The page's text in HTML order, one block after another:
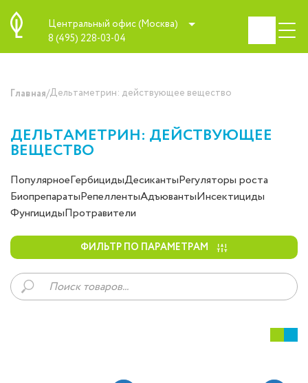
Центральный офис (Москва)
8 (495) 228-03-04
Главная/Дельтаметрин: действующее вещество
ДЕЛЬТАМЕТРИН: ДЕЙСТВУЮЩЕЕ
ВЕЩЕСТВО
ПопулярноеГербицидыДесикантыРегуляторы роста
БиопрепаратыРепеллентыАдъювантыИнсектициды
ФунгицидыПротравители
ФИЛЬТР ПО ПАРАМЕТРАМ
Поиск
товаров